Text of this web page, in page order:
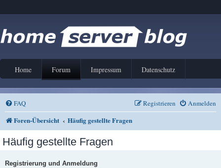
Home Forum Impressum Datenschutz
FAQ Anmelden
Registrieren
Foren-Übersicht Häufig gestellte Fragen
Häufig gestellte Fragen
Registrierung und Anmeldung